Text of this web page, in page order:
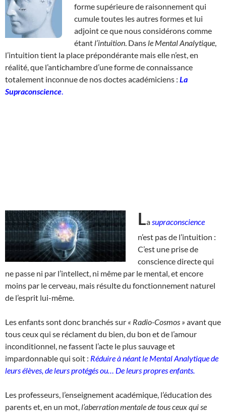
forme supérieure de raisonnement qui
cumule toutes les autres formes et lui
adjoint ce que nous considérons comme
étant l’intuition . Dans le Mental Analytique
l’intuition tient la place prépondérante mais elle n’est, en
réalité, que l’antichambre d’une forme de connaissance
totalement inconnue de nos doctes académiciens : La
Supraconscience
La supraconscience
n’est pas de l’intuition :
C’est une prise de
conscience directe qui
ne passe ni par l’intellect, ni même par le mental, et encore
moins par le cerveau, mais résulte du fonctionnement naturel
de l’esprit lui-même.
Les enfants sont donc branchés sur « Radio-Cosmos » avant que
tous ceux qui se réclament du bien, du bon et de l’amour
inconditionnel, ne fassent l’acte le plus sauvage et
impardonnable qui soit : Réduire à néant le Mental Analytique de
leurs élèves, de leurs protégés ou…
De leurs propres enfants.
Les professeurs, l’enseignement académique, l’éducation des
parents et, en un mot, l’aberration mentale de tous ceux qui se